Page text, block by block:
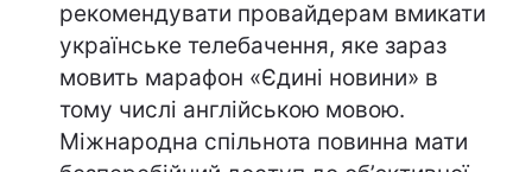
рекомендувати провайдерам вмикати
українське телебачення, яке зараз
мовить марафон «Єдині новини» в
тому числі англійською мовою.
Міжнародна спільнота повинна мати